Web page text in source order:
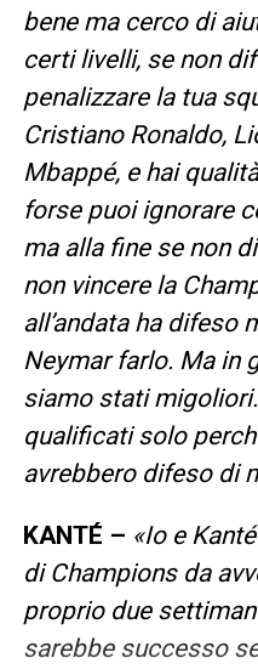
bene ma cerco di
certi livelli, se non
penalizzare la tua
Cristiano Ronaldo,
Mbappé, e hai
forse puoi ignorare
ma alla fine se non
non vincere la
all’andata ha difeso
Neymar farlo. Ma in
siamo stati
qualificati solo
avrebbero difeso di
KANTÉ – «Io e
di Champions da
proprio due
sarebbe successo